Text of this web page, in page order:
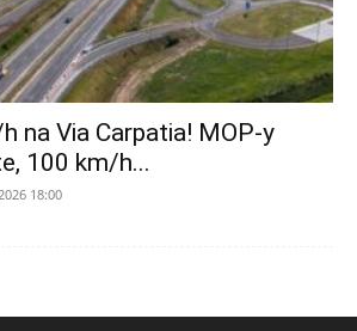
na Via Carpatia! MOP-y
100 km/h...
18:00